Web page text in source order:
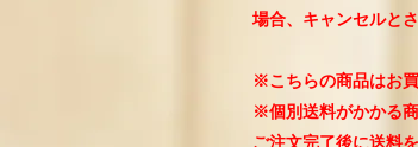
場合、キャンセルと
※こちらの商品はお
※個別送料がかかる
ご注文完了後に送料